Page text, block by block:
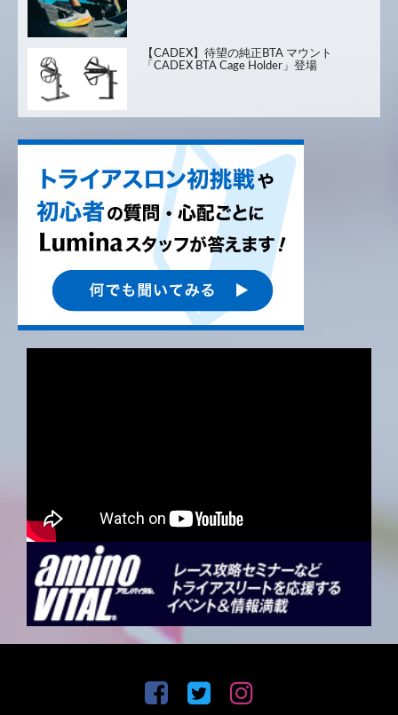
【CADEX】待望の純正BTA マウント
「CADEX BTA Cage Holder」登場